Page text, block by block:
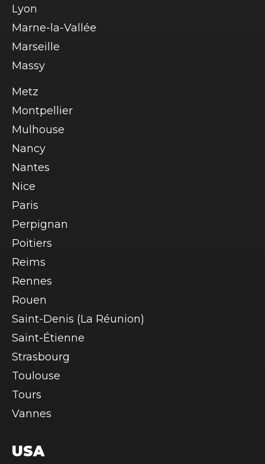
Lyon
Marne-la-Vallée
Marseille
Massy
Metz
Montpellier
Mulhouse
Nancy
Nantes
Nice
Paris
Perpignan
Poitiers
Reims
Rennes
Rouen
Saint-Denis (La Réunion)
Saint-Étienne
Strasbourg
Toulouse
Tours
Vannes
USA